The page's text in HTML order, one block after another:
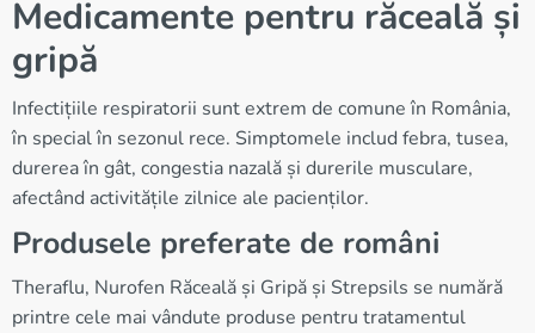
Medicamente pentru răceală și
gripă
Infectițiile respiratorii sunt extrem de comune în România,
în special în sezonul rece. Simptomele includ febra, tusea,
durerea în gât, congestia nazală și durerile musculare,
afectând activitățile zilnice ale pacienților.
Produsele preferate de români
Theraflu, Nurofen Răceală și Gripă și Strepsils se numără
printre cele mai vândute produse pentru tratamentul